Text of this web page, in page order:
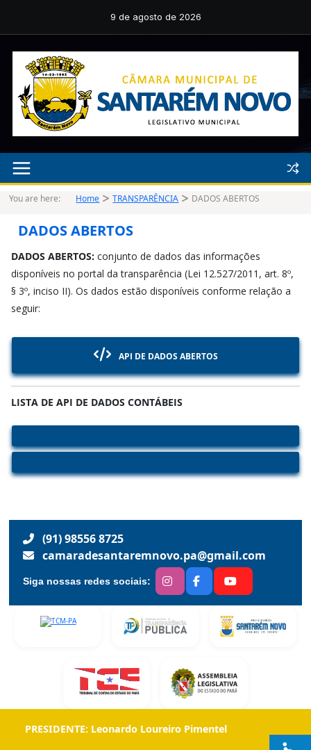
conteúdo
9 de agosto de 2026
You are here: Home TRANSPARÊNCIA DADOS ABERTOS
DADOS ABERTOS
DADOS ABERTOS: conjunto de dados das informações
disponíveis no portal da transparência (Lei 12.527/2011, art. 8º,
§ 3º, inciso II). Os dados estão disponíveis conforme relação a
seguir:
API DE DADOS ABERTOS
LISTA DE API DE DADOS CONTÁBEIS
(91) 98556 8725
camaradesantaremnovo.pa@gmail.com
Siga nossas redes sociais:
PRESIDENTE: Leonardo Loureiro Pimentel